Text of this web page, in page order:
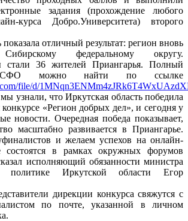
задания (прохождение любого
курса Добро.Университета) второго
показала отличный результат: регион вновь
федеральному округу.
стали 36 жителей Приангарья. Полный
можно найти по ссылке
file/d/
узнали, что Иркутская область победила
«Регион добрых дел», и сегодня у
новости. Очередная победа показывает,
масштабно развивается в Приангарье.
и желаем успехов на онлайн-
состоятся в рамках окружных форумов
исполняющий обязанности министра
политике Иркутской области Егор
дирекции конкурса свяжутся с
по почте, указанной в личном